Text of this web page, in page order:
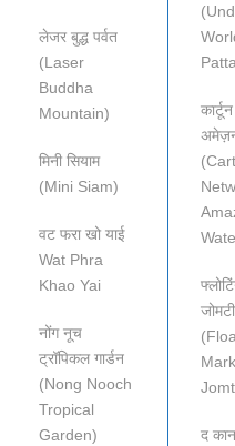
लेजर बुद्ध पर्वत
(Laser
Buddha
Mountain)
मिनी सियाम
(Mini Siam)
वट फरा खो याई
Wat Phra
Khao Yai
नोंग नूच
ट्रॉपिकल गार्डन
(Nong Nooch
Tropical
Garden)
अमेज़न
द